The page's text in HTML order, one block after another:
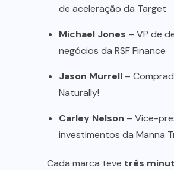
de aceleração da Target
Michael Jones – VP de
negócios da RSF Finance
Jason Murrell –
Naturally!
Carley Nelson – Vice-
investimentos da Manna
Cada marca teve três